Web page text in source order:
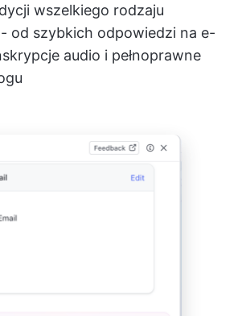
wszelkiego rodzaju
od szybkich odpowiedzi na e-
audio i pełnoprawne